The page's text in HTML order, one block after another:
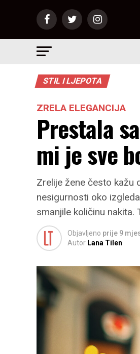
STIL I LJEPOTA
ZRELA ELEGANCIJA
Prestala
mi je sve
Zrelije žene često kažu
nesigurnosti oko
smanjile količinu
Objavljeno prije 9
Autor Lana Tilen